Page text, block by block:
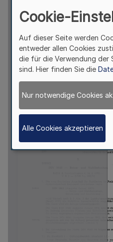
Cookie-
Auf dieser Seite werden
entweder allen Cookies
die für die Verwendung der
sind. Hier finden Sie die
Nur notwendige Cookies
Alle Cookies akzeptieren